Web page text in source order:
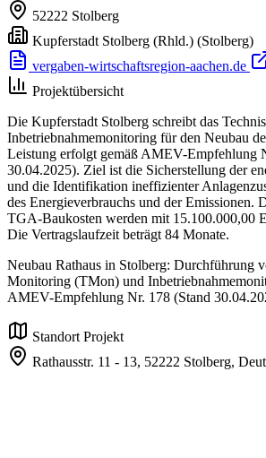
52222 Stolberg
Kupferstadt Stolberg (Rhld.) (Stolberg)
vergaben-wirtschaftsregion-aachen.de
Projektübersicht
Die Kupferstadt Stolberg schreibt das
Inbetriebnahmemonitoring für den Neubau
Leistung erfolgt gemäß AMEV-Empfehlung
30.04.2025). Ziel ist die Sicherstellung der
und die Identifikation ineffizienter
des Energieverbrauchs und der Emissionen.
TGA-Baukosten werden mit 15.100.000,00
Die Vertragslaufzeit beträgt 84 Monate.
Neubau Rathaus in Stolberg: Durchführung
Monitoring (TMon) und
AMEV-Empfehlung Nr. 178 (Stand
Standort Projekt
Rathausstr. 11 - 13, 52222 Stolberg,